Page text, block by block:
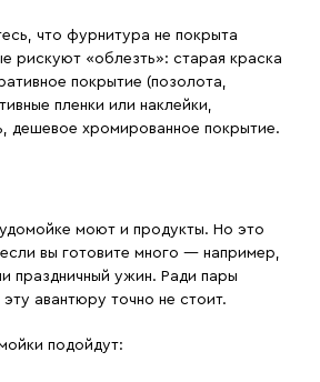
что фурнитура не покрыта
рискуют «облезть»: старая краска
покрытие (позолота,
пленки или наклейки,
дешевое хромированное покрытие.
моют и продукты. Но это
вы готовите много — например,
праздничный ужин. Ради пары
авантюру точно не стоит.
подойдут: